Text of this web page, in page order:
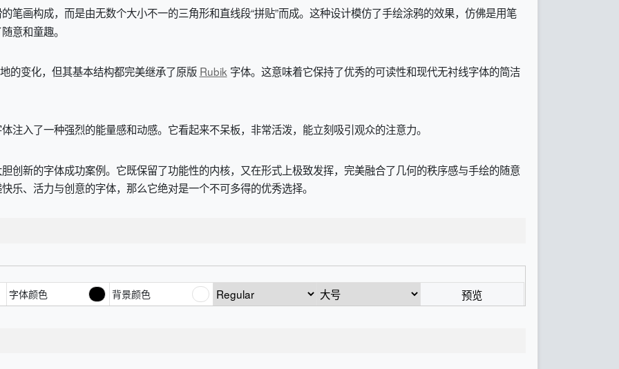
笔画构成，而是由无数个大小不一的三角形和直线段“拼贴”而成。这种设计模仿了手绘涂鸦的效果，仿佛是用笔
意和童趣。
的变化，但其基本结构都完美继承了原版 Rubik 字体。这意味着它保持了优秀的可读性和现代无衬线字体的简洁
注入了一种强烈的能量感和动感。它看起来不呆板，非常活泼，能立刻吸引观众的注意力。
创新的字体成功案例。它既保留了功能性的内核，又在形式上极致发挥，完美融合了几何的秩序感与手绘的随意
乐、活力与创意的字体，那么它绝对是一个不可多得的优秀选择。
字体颜色 背景颜色 预览